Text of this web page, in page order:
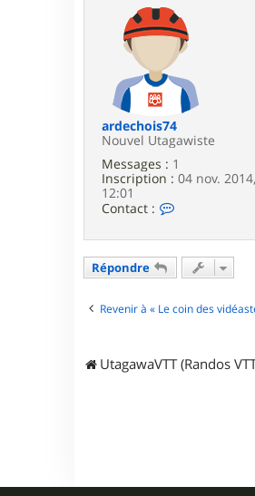
ardechois74
Nouvel Utagawiste
Messages : 1
Inscription : 04 nov. 2014,
12:01
Contact :
c
e
d
Répondre
Revenir à « Le coin des
UtagawaVTT (Randos